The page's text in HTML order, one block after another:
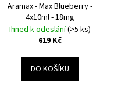
Aramax - Max Blueberry -
4x10ml - 18mg
Ihned k odeslání(>5 ks)
619 Kč
DO KOŠÍKU